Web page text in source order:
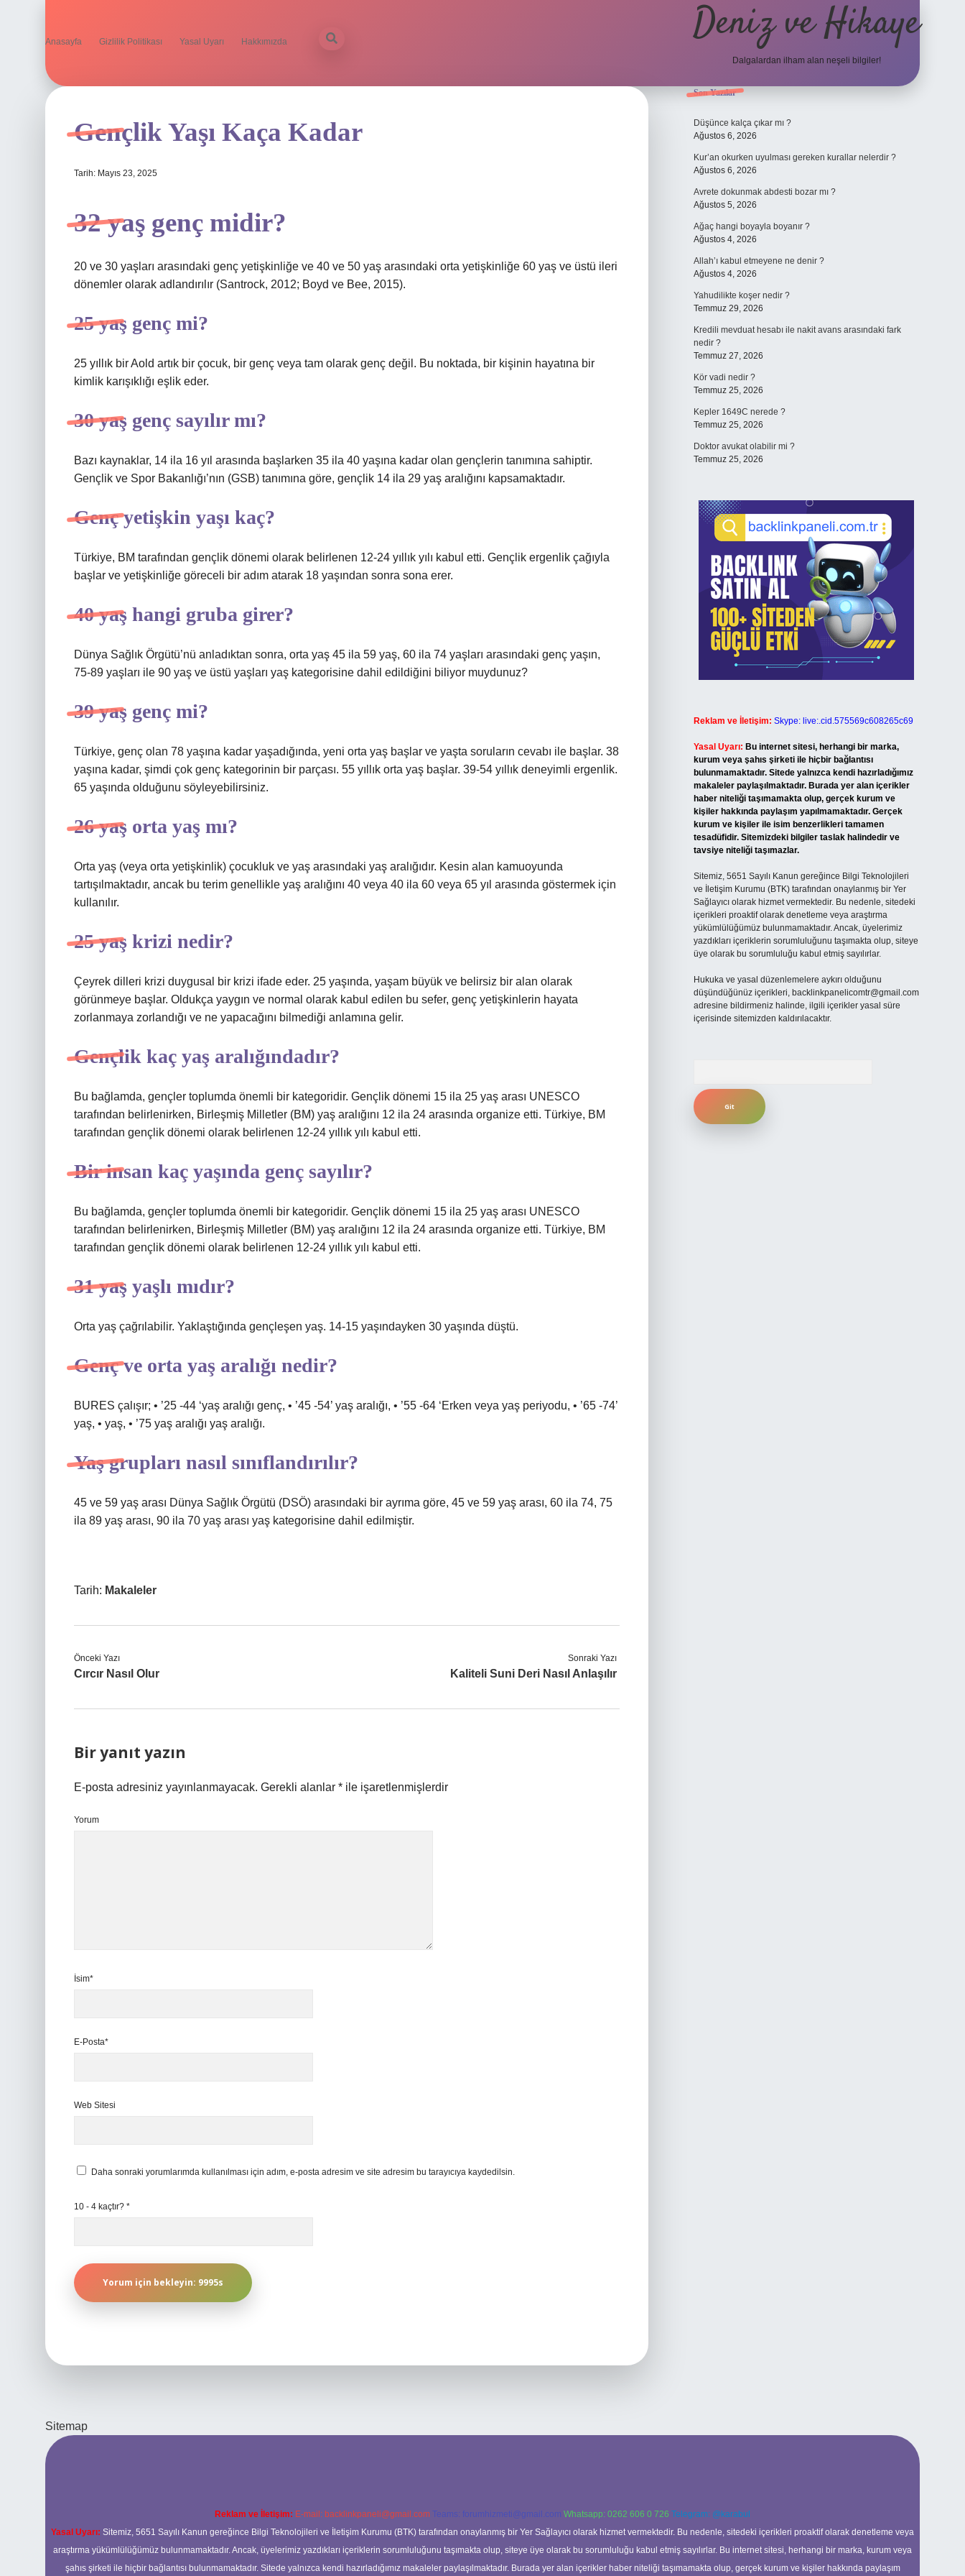
Anasayfa Gizlilik Politikası Yasal Uyarı Hakkımızda Deniz ve Hikaye
Dalgalardan ilham alan neşeli bilgiler!
Gençlik Yaşı Kaça Kadar
Tarih: Mayıs 23, 2025
32 yaş genç midir?
20 ve 30 yaşları arasındaki genç yetişkinliğe ve 40 ve 50 yaş arasındaki orta yetişkinliğe 60 yaş ve üstü ileri
dönemler olarak adlandırılır (Santrock, 2012; Boyd ve Bee, 2015).
25 yaş genç mi?
25 yıllık bir Aold artık bir çocuk, bir genç veya tam olarak genç değil. Bu noktada, bir kişinin hayatına bir
kimlik karışıklığı eşlik eder.
30 yaş genç sayılır mı?
Bazı kaynaklar, 14 ila 16 yıl arasında başlarken 35 ila 40 yaşına kadar olan gençlerin tanımına sahiptir.
Gençlik ve Spor Bakanlığı’nın (GSB) tanımına göre, gençlik 14 ila 29 yaş aralığını kapsamaktadır.
Genç yetişkin yaşı kaç?
Türkiye, BM tarafından gençlik dönemi olarak belirlenen 12-24 yıllık yılı kabul etti. Gençlik ergenlik çağıyla
başlar ve yetişkinliğe göreceli bir adım atarak 18 yaşından sonra sona erer.
40 yaş hangi gruba girer?
Dünya Sağlık Örgütü’nü anladıktan sonra, orta yaş 45 ila 59 yaş, 60 ila 74 yaşları arasındaki genç yaşın,
75-89 yaşları ile 90 yaş ve üstü yaşları yaş kategorisine dahil edildiğini biliyor muydunuz?
39 yaş genç mi?
Türkiye, genç olan 78 yaşına kadar yaşadığında, yeni orta yaş başlar ve yaşta soruların cevabı ile başlar. 38
yaşına kadar, şimdi çok genç kategorinin bir parçası. 55 yıllık orta yaş başlar. 39-54 yıllık deneyimli ergenlik.
65 yaşında olduğunu söyleyebilirsiniz.
26 yaş orta yaş mı?
Orta yaş (veya orta yetişkinlik) çocukluk ve yaş arasındaki yaş aralığıdır. Kesin alan kamuoyunda
tartışılmaktadır, ancak bu terim genellikle yaş aralığını 40 veya 40 ila 60 veya 65 yıl arasında göstermek için
kullanılır.
25 yaş krizi nedir?
Çeyrek dilleri krizi duygusal bir krizi ifade eder. 25 yaşında, yaşam büyük ve belirsiz bir alan olarak
görünmeye başlar. Oldukça yaygın ve normal olarak kabul edilen bu sefer, genç yetişkinlerin hayata
zorlanmaya zorlandığı ve ne yapacağını bilmediği anlamına gelir.
Gençlik kaç yaş aralığındadır?
Bu bağlamda, gençler toplumda önemli bir kategoridir. Gençlik dönemi 15 ila 25 yaş arası UNESCO
tarafından belirlenirken, Birleşmiş Milletler (BM) yaş aralığını 12 ila 24 arasında organize etti. Türkiye, BM
tarafından gençlik dönemi olarak belirlenen 12-24 yıllık yılı kabul etti.
Bir insan kaç yaşında genç sayılır?
Bu bağlamda, gençler toplumda önemli bir kategoridir. Gençlik dönemi 15 ila 25 yaş arası UNESCO
tarafından belirlenirken, Birleşmiş Milletler (BM) yaş aralığını 12 ila 24 arasında organize etti. Türkiye, BM
tarafından gençlik dönemi olarak belirlenen 12-24 yıllık yılı kabul etti.
31 yaş yaşlı mıdır?
Orta yaş çağrılabilir. Yaklaştığında gençleşen yaş. 14-15 yaşındayken 30 yaşında düştü.
Genç ve orta yaş aralığı nedir?
BURES çalışır; • ’25 -44 ‘yaş aralığı genç, • ’45 -54’ yaş aralığı, • ’55 -64 ‘Erken veya yaş periyodu, • ’65 -74’
yaş, • yaş, • ’75 yaş aralığı yaş aralığı.
Yaş grupları nasıl sınıflandırılır?
45 ve 59 yaş arası Dünya Sağlık Örgütü (DSÖ) arasındaki bir ayrıma göre, 45 ve 59 yaş arası, 60 ila 74, 75
ila 89 yaş arası, 90 ila 70 yaş arası yaş kategorisine dahil edilmiştir.
Tarih: Makaleler
Önceki Yazı
Cırcır Nasıl Olur
Sonraki Yazı
Kaliteli Suni Deri Nasıl Anlaşılır
Bir yanıt yazın
E-posta adresiniz yayınlanmayacak. Gerekli alanlar * ile işaretlenmişlerdir
Yorum
İsim*
E-Posta*
Web Sitesi
Daha sonraki yorumlarımda kullanılması için adım, e-posta adresim ve site adresim bu tarayıcıya kaydedilsin.
10 - 4 kaçtır? *
Sitemap
Sidebar
Son Yazılar
Düşünce kalça çıkar mı ?
Ağustos 6, 2026
Kur’an okurken uyulması gereken kurallar nelerdir ?
Ağustos 6, 2026
Avrete dokunmak abdesti bozar mı ?
Ağustos 5, 2026
Ağaç hangi boyayla boyanır ?
Ağustos 4, 2026
Allah’ı kabul etmeyene ne denir ?
Ağustos 4, 2026
Yahudilikte koşer nedir ?
Temmuz 29, 2026
Kredili mevduat hesabı ile nakit avans arasındaki fark
nedir ?
Temmuz 27, 2026
Kör vadi nedir ?
Temmuz 25, 2026
Kepler 1649C nerede ?
Temmuz 25, 2026
Doktor avukat olabilir mi ?
Temmuz 25, 2026
Reklam ve İletişim: Skype: live:.cid.575569c608265c69
Yasal Uyarı: Bu internet sitesi, herhangi bir marka,
kurum veya şahıs şirketi ile hiçbir bağlantısı
bulunmamaktadır. Sitede yalnızca kendi hazırladığımız
makaleler paylaşılmaktadır. Burada yer alan içerikler
haber niteliği taşımamakta olup, gerçek kurum ve
kişiler hakkında paylaşım yapılmamaktadır. Gerçek
kurum ve kişiler ile isim benzerlikleri tamamen
tesadüfidir. Sitemizdeki bilgiler taslak halindedir ve
tavsiye niteliği taşımazlar.
Sitemiz, 5651 Sayılı Kanun gereğince Bilgi Teknolojileri
ve İletişim Kurumu (BTK) tarafından onaylanmış bir Yer
Sağlayıcı olarak hizmet vermektedir. Bu nedenle, sitedeki
içerikleri proaktif olarak denetleme veya araştırma
yükümlülüğümüz bulunmamaktadır. Ancak, üyelerimiz
yazdıkları içeriklerin sorumluluğunu taşımakta olup, siteye
üye olarak bu sorumluluğu kabul etmiş sayılırlar.
Hukuka ve yasal düzenlemelere aykırı olduğunu
düşündüğünüz içerikleri, backlinkpanelicomtr@gmail.com
adresine bildirmeniz halinde, ilgili içerikler yasal süre
içerisinde sitemizden kaldırılacaktır.
ilbet yeni giriş
Reklam ve İletişim: E-mail: backlinkpaneli@gmail.com Teams: forumhizmeti@gmail.com Whatsapp: 0262 606 0 726 Telegram: @karabul
Yasal Uyarı: Sitemiz, 5651 Sayılı Kanun gereğince Bilgi Teknolojileri ve İletişim Kurumu (BTK) tarafından onaylanmış bir Yer Sağlayıcı olarak hizmet vermektedir. Bu nedenle, sitedeki içerikleri proaktif olarak denetleme veya
araştırma yükümlülüğümüz bulunmamaktadır. Ancak, üyelerimiz yazdıkları içeriklerin sorumluluğunu taşımakta olup, siteye üye olarak bu sorumluluğu kabul etmiş sayılırlar. Bu internet sitesi, herhangi bir marka, kurum veya
şahıs şirketi ile hiçbir bağlantısı bulunmamaktadır. Sitede yalnızca kendi hazırladığımız makaleler paylaşılmaktadır. Burada yer alan içerikler haber niteliği taşımamakta olup, gerçek kurum ve kişiler hakkında paylaşım